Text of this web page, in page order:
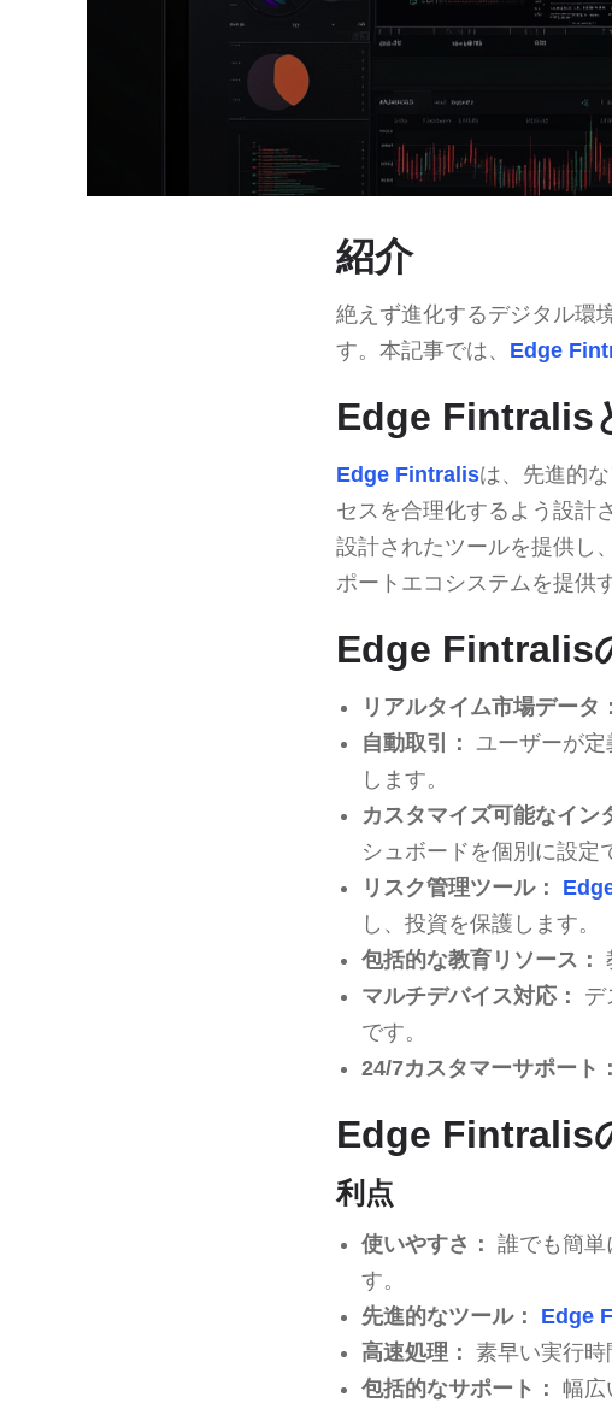
紹介
絶えず進化するデジタル環
す。本記事では、 Edge
Edge Fintralis
Edge Fintralisは、先進的
セスを合理化するよう設計
設計されたツールを提供し
ポートエコシステムを提供
Edge Fintralis
リアルタイム市場データ：
自動取引：
ユーザーが
します。
カスタマイズ可能なイン
シュボードを個別に設定
リスク管理ツール：
し、投資を保護します。
包括的な教育リソース：
マルチデバイス対応：
デ
です。
24/7カスタマーサポート：
Edge Fintralis
利点
使いやすさ： 誰でも簡
す。
先進的なツール：
Edge
高速処理： 素早い実行時
包括的なサポート： 幅広